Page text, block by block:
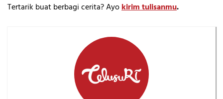
Tertarik buat berbagi cerita? Ayokirim tulisanmu.